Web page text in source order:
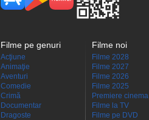
Filme pe genuri
Acţiune
Animaţie
Aventuri
Comedie
Crimă
Documentar
Dragoste
Filme noi
Filme 2028
Filme 2027
Filme 2026
Filme 2025
Premiere cinema
Filme la TV
Filme pe DVD